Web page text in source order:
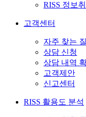
RISS 정보
고객센터
자주 찾는
상담 신청
상담 내역
고객제안
신고센터
RISS 활용도 분석